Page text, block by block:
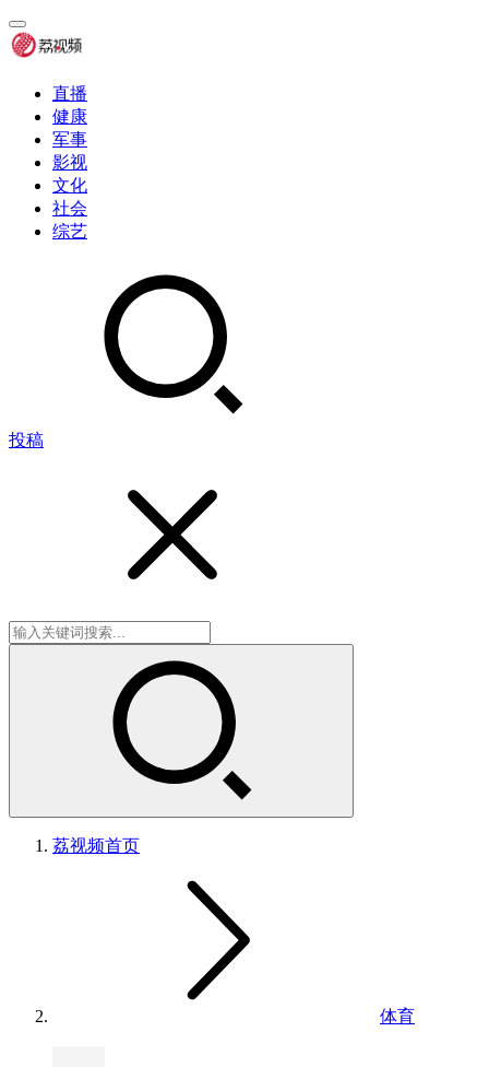
直播
健康
军事
影视
文化
社会
综艺
投稿
荔视频首页
体育